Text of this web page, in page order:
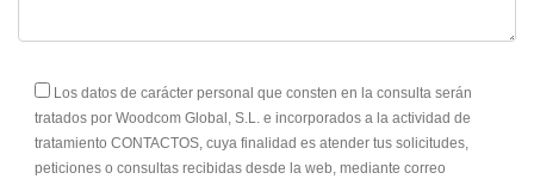
Los datos de carácter personal que consten en la consulta serán
tratados por Woodcom Global, S.L. e incorporados a la actividad de
tratamiento CONTACTOS, cuya finalidad es atender tus solicitudes,
peticiones o consultas recibidas desde la web, mediante correo